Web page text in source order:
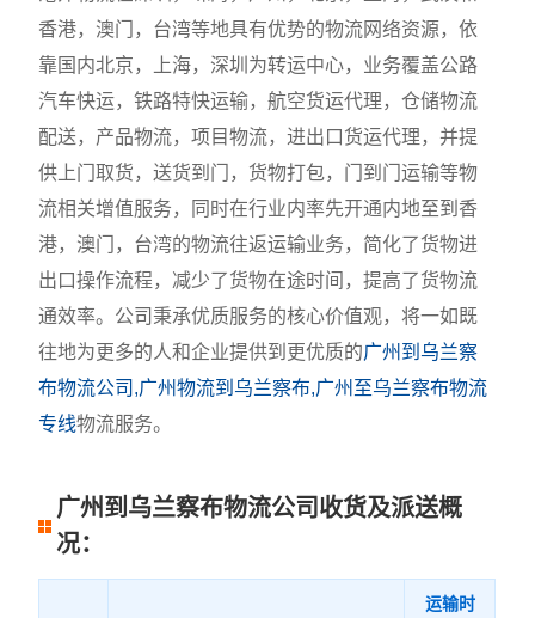
香港，澳门，台湾等地具有优势的物流网络资源，依
靠国内北京，上海，深圳为转运中心，业务覆盖公路
汽车快运，铁路特快运输，航空货运代理，仓储物流
配送，产品物流，项目物流，进出口货运代理，并提
供上门取货，送货到门，货物打包，门到门运输等物
流相关增值服务，同时在行业内率先开通内地至到香
港，澳门，台湾的物流往返运输业务，简化了货物进
出口操作流程，减少了货物在途时间，提高了货物流
通效率。公司秉承优质服务的核心价值观，将一如既
往地为更多的人和企业提供到更优质的广州到乌兰察
布物流公司,广州物流到乌兰察布,广州至乌兰察布物流
专线物流服务。
广州到乌兰察布物流公司收货及派送概
况：
运输时